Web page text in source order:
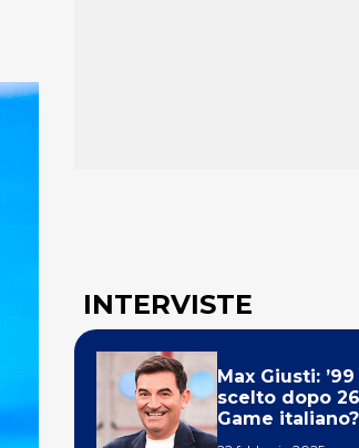
INTERVISTE
Max Giusti:
scelto dopo
Game